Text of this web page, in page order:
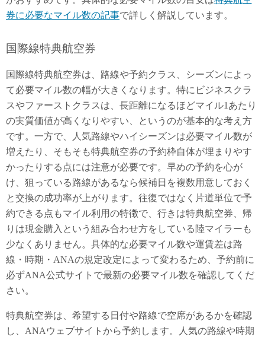
券に必要なマイル数の記事で詳しく解説しています。
国際線特典航空券
国際線特典航空券は、路線や予約クラス、シーズンによっ
て必要マイル数の幅が大きくなります。特にビジネスクラ
スやファーストクラスは、長距離になるほどマイル1あたり
の実質価値が高くなりやすい、というのが基本的な考え方
です。一方で、人気路線やハイシーズンは必要マイル数が
増えたり、そもそも特典航空券の予約枠自体が埋まりやす
かったりする点には注意が必要です。早めの予約を心が
け、狙っている路線があるなら候補日を複数用意しておく
と交換の成功率が上がります。往復ではなく片道単位で予
約できる点もマイル利用の特徴で、行きは特典航空券、帰
りは現金購入という組み合わせ方をしている陸マイラーも
少なくありません。具体的な必要マイル数や運賃差は路
線・時期・ANAの規定改定によって変わるため、予約前に
必ずANA公式サイトで最新の必要マイル数を確認してくだ
さい。
特典航空券は、希望する日付や路線で空席があるかを確認
し、ANAウェブサイトから予約します。人気の路線や時期